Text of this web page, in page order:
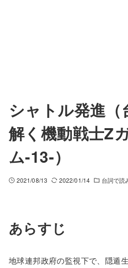
シャトル発進（
解く機動戦士Z
ム-13-）
2021/08/13 2022/01/14 台詞で読
あらすじ
地球連邦政府の監視下で、隠遁